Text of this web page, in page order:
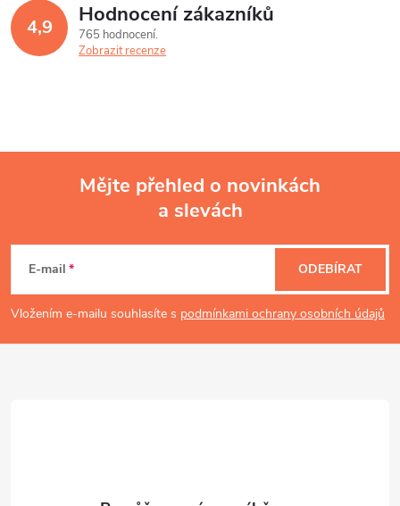
4,9 Hodnocení zákazníků
765 hodnocení
Zobrazit recenze
p
a
Mějte přehled o novinkách
a slevách
E-mail
Vložením e-mailu souhlasíte s podmínkami ochrany osobních údajů
ODEBÍRAT